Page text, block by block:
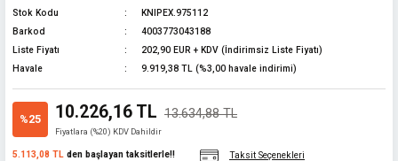
Stok Kodu
KNIPEX.975112
Barkod
4003773043188
Liste Fiyatı
202,90 EUR + KDV (İndirimsiz Liste Fiyatı)
Havale
9.919,38 TL (%3,00 havale indirimi)
%25 10.226,16 TL 13.634,88 TL
Fiyatlara (%20) KDV Dahildir
5.113,08 TL den başlayan taksitlerle!! Taksit Seçenekleri